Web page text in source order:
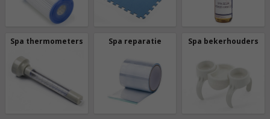
Spa thermometers Spa reparatie Spa bekerhouders